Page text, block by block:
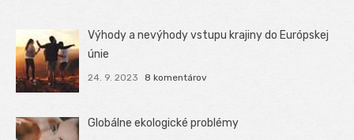
Výhody a nevýhody vstupu krajiny do Európskej
únie
24. 9. 2023 8 komentárov
Globálne ekologické problémy